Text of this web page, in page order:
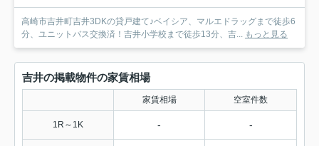
高崎市吉井町吉井3DKの貸戸建て♪ベイシア、マルエドラッグまで徒歩6
分、ユニットバス交換済！吉井小学校まで徒歩13分、吉...
もっと見る
吉井の掲載物件の家賃相場
家賃相場 空室件数
1R～1K - -